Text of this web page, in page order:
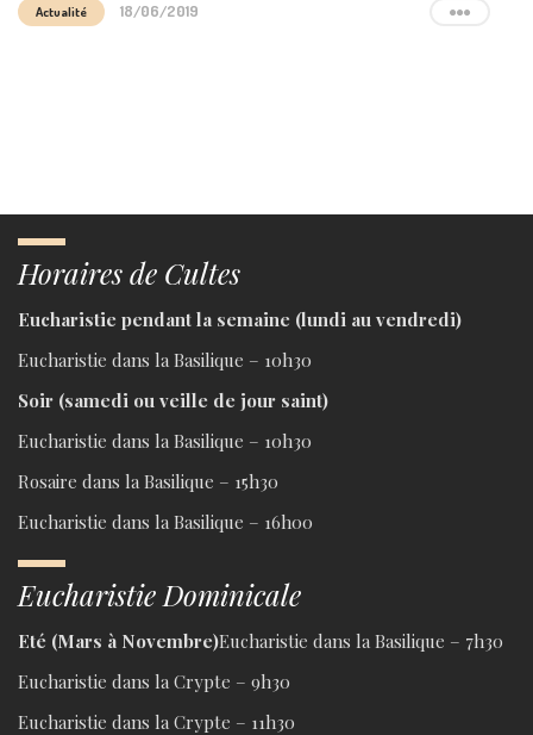
Actualité 18/06/2019
Horaires de Cultes
Eucharistie pendant la semaine (lundi au vendredi)
Eucharistie dans la Basilique – 10h30
Soir (samedi ou veille de jour saint)
Eucharistie dans la Basilique – 10h30
Rosaire dans la Basilique – 15h30
Eucharistie dans la Basilique – 16h00
Eucharistie Dominicale
Eté (Mars à Novembre)Eucharistie dans la Basilique – 7h30
Eucharistie dans la Crypte – 9h30
Eucharistie dans la Crypte – 11h30